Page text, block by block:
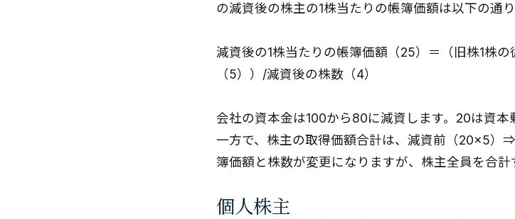
の減資後の株主の1株当たりの帳簿価額は以下の通り
減資後の1株当たりの帳簿価額（25）＝（旧株1株
（5））/減資後の株数（4）
会社の資本金は100から80に減資します。20は資本
一方で、株主の取得価額合計は、減資前（20×5）
簿価額と株数が変更になりますが、株主全員を合計
個人株主